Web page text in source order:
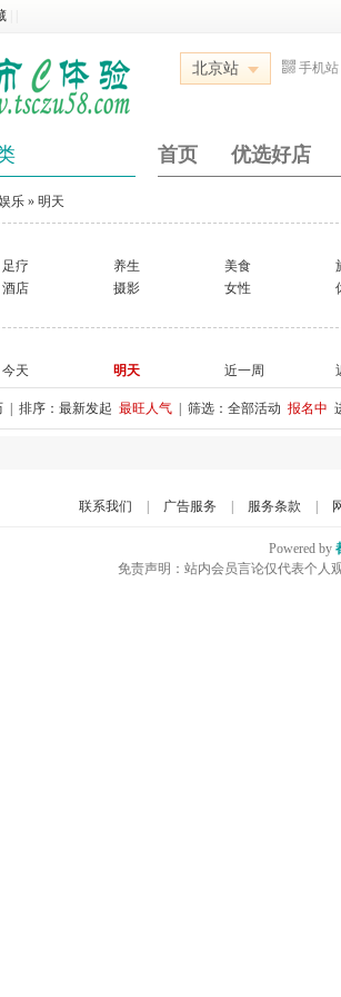
北京站 手机站
首页 优选好店
乐 » 明天
足疗 养生 美食
酒店 摄影 女性
今天 明天 近一周
| 排序： 最新发起 最旺人气 | 筛选： 全部活动 报名中
联系我们 广告服务 服务条款
Powered by
免责声明：站内会员言论仅代表个人